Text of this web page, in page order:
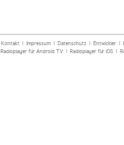
Kontakt| Impressum| Datenschutz| Entwickler|
Radioplayer für Android TV| Radioplayer für iOS|